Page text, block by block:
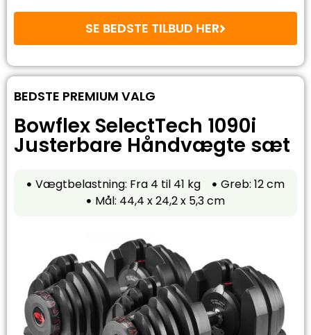
SE BEDSTE TILBUD HER
BEDSTE PREMIUM VALG
Bowflex SelectTech 1090i
Justerbare Håndvægte sæt
Vægtbelastning: Fra 4 til 41 kg
Greb: 12 cm
Mål: 44,4 x 24,2 x 5,3 cm